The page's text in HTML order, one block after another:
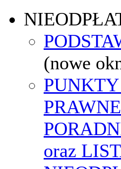
(nowe
oraz